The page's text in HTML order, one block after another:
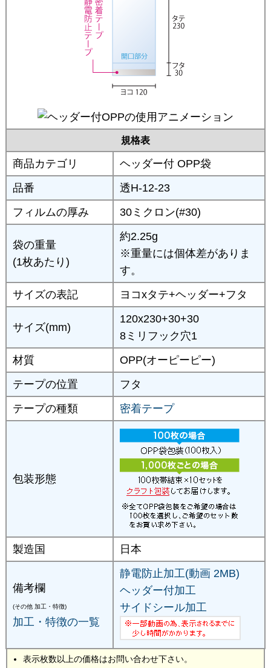
規格表
商品カテゴリ
ヘッダー付 OPP袋
品番
透H-12-23
フィルムの厚み
30ミクロン(#30)
袋の重量
(1枚あたり)
約2.25g
※重量には個体差がありま
す。
サイズの表記
ヨコxタテ+ヘッダー+フタ
サイズ(mm)
120x230+30+30
8ミリフック穴1
材質
OPP(オーピーピー)
テープの位置
フタ
テープの種類
密着テープ
包装形態
製造国 日本
備考欄
(その他 加工・特徴)
加工・特徴の一覧
静電防止加工(動画 2MB)
ヘッダー付加工
サイドシール加工
表示枚数以上の価格はお問い合わせ下さい。